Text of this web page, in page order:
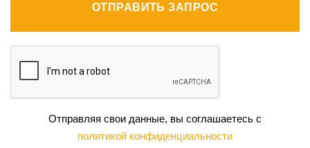
ОТПРАВИТЬ ЗАПРОС
Отправляя свои данные, вы соглашаетесь с
политикой конфиденциальности